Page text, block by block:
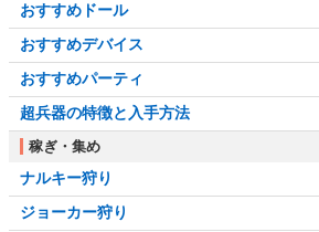
おすすめドール
おすすめデバイス
おすすめパーティ
超兵器の特徴と入手方法
稼ぎ・集め
ナルキー狩り
ジョーカー狩り